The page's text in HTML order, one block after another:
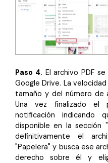
Paso 4. El archivo PDF
Google Drive. La
tamaño y del número de
Una vez finalizado el
notificación indicando
disponible en la sección
definitivamente el
"Papelera" y busca ese
derecho sobre él y